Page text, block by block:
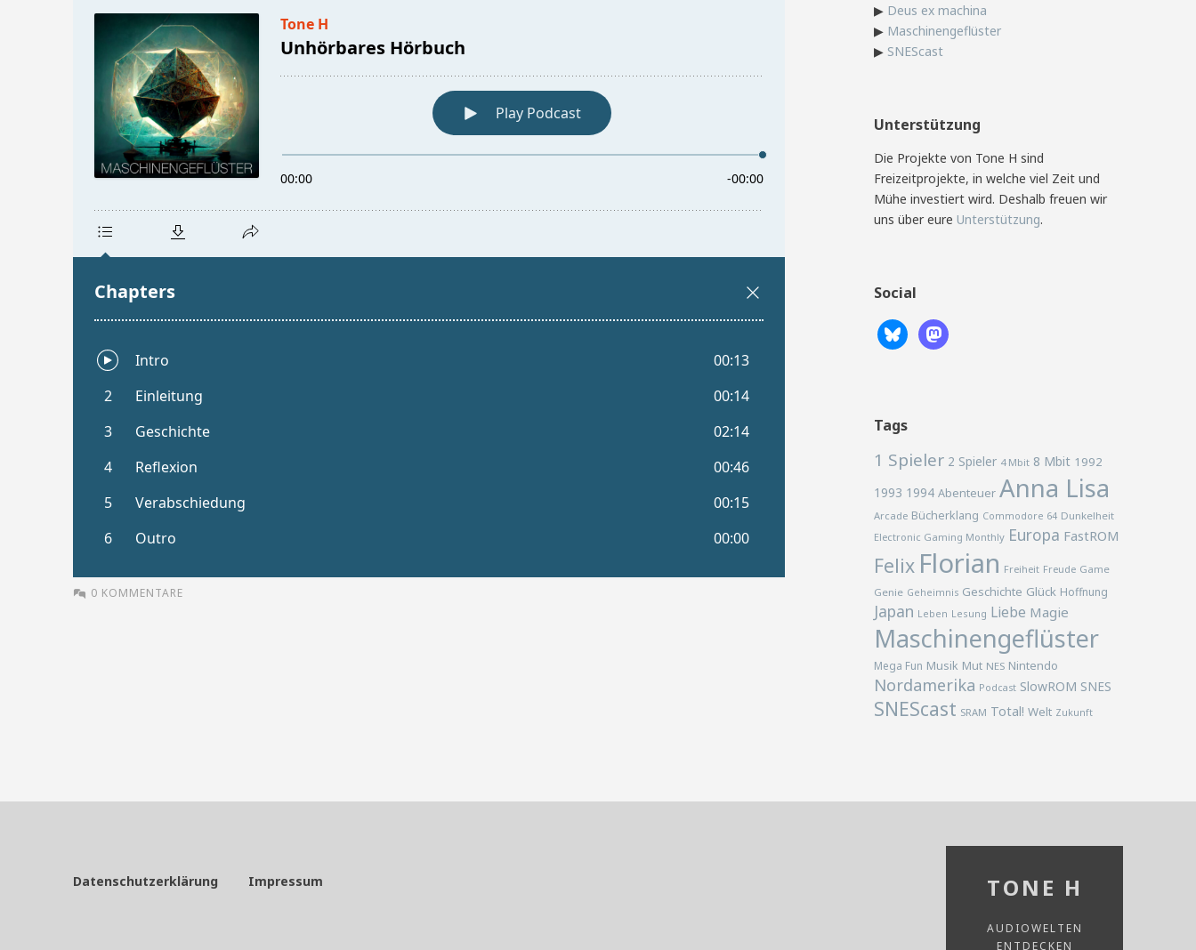
0 KOMMENTARE
▶ Deus ex machina
▶ Maschinengeflüster
▶ SNEScast
Unterstützung
Die Projekte von Tone H sind
Freizeitprojekte, in welche viel Zeit und
Mühe investiert wird. Deshalb freuen wir
uns über eure Unterstützung.
Social
Tags
1 Spieler 2 Spieler 4 Mbit 8 Mbit 1992
1993 1994 Abenteuer Anna Lisa
Arcade Bücherklang Commodore 64 Dunkelheit
Electronic Gaming Monthly Europa FastROM
Felix Florian Freiheit Freude Game
Genie Geheimnis Geschichte Glück Hoffnung
Japan Leben Lesung Liebe Magie
Maschinengeflüster
Mega Fun Musik Mut NES Nintendo
Nordamerika Podcast SlowROM SNES
SNEScast SRAM Total! Welt Zukunft
Datenschutzerklärung Impressum TONE H
AUDIOWELTEN
ENTDECKEN